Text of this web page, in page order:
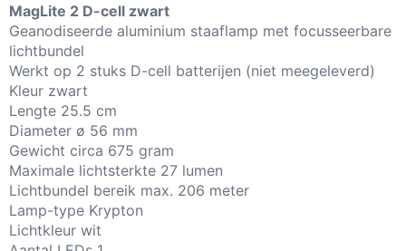
MagLite 2 D-cell zwart
Geanodiseerde aluminium staaflamp met focusseerbare
lichtbundel
Werkt op 2 stuks D-cell batterijen (niet meegeleverd)
Kleur zwart
Lengte 25.5 cm
Diameter ø 56 mm
Gewicht circa 675 gram
Maximale lichtsterkte 27 lumen
Lichtbundel bereik max. 206 meter
Lamp-type Krypton
Lichtkleur wit
afbeeldingen-
gallerij